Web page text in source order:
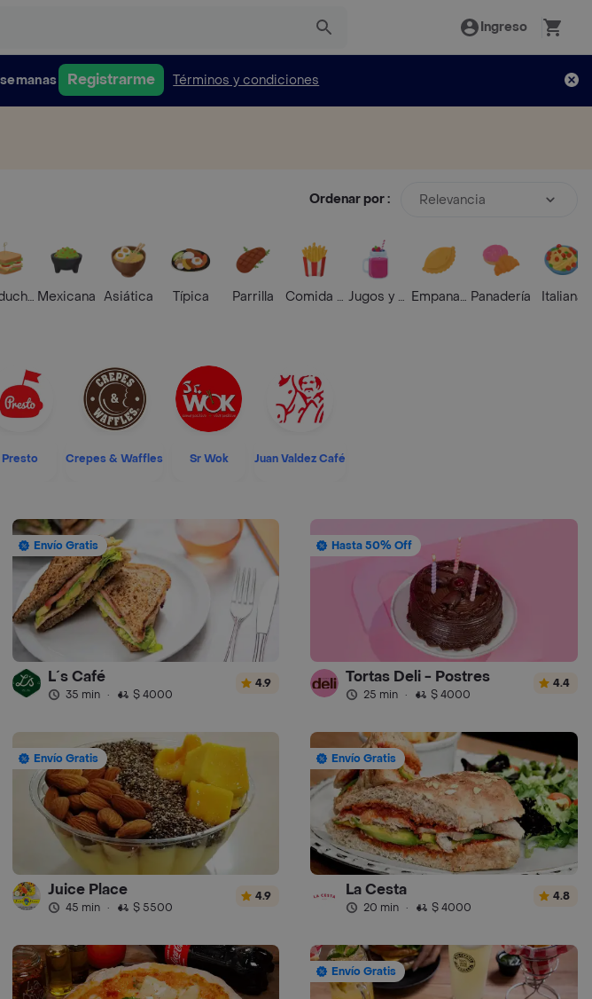
Ingreso
Registrarme Términos y condiciones
Ordenar por : Relevancia
Mexicana Asiática Típica Parrilla Comida RápidaJugos y BatidosEmpanadasPanadería Italiana
Presto Crepes & Waffles Sr Wok Juan Valdez Café
Envío Gratis
L´s Café
35 min · $ 4000
4.9
Hasta 50% Off
Tortas Deli - Postres
25 min · $ 4000
4.4
Envío Gratis
Juice Place
45 min · $ 5500
4.9
Envío Gratis
La Cesta
20 min · $ 4000
4.8
Envío Gratis